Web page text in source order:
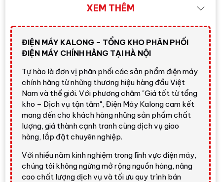
giặt hơi nước,giặt nước nóng
vòng
WiFi Haismart. Đây là cấu hình phù hợp với gia đình cần
máy giặt lồng ngang có khả năng chăm sóc vải tốt hơn,
vận hành ổn định hơn và thuận tiện hơn trong sinh hoạt
hằng ngày.
Đánh giá nhanh từ Điện Máy
Kalong
Nhận định nổi bật
Aqua AW10-B4959U1K(B)là lựa chọn đáng cân
nhắc trong nhóm máy giặt lồng ngang 10 kg nhờ thiết
kế màu đen sang trọng, tốc độ vắt cao1400
XEM THÊM
ĐIỆN MÁY KALONG – TỔNG KHO PHÂN PHỐI
ĐIỆN MÁY CHÍNH HÃNG TẠI HÀ NỘI
Tự hào là đơn vị phân phối các sản phẩm điện máy
chính hãng từ những thương hiệu hàng đầu Việt
Nam và thế giới. Với phương châm "Giá tốt từ tổng
kho – Dịch vụ tận tâm", Điện Máy Kalong cam kết
mang đến cho khách hàng những sản phẩm chất
lượng, giá thành cạnh tranh cùng dịch vụ giao
hàng, lắp đặt chuyên nghiệp.
Với nhiều năm kinh nghiệm trong lĩnh vực điện máy,
chúng tôi không ngừng mở rộng nguồn hàng, nâng
cao chất lượng dịch vụ và tối ưu quy trình bán